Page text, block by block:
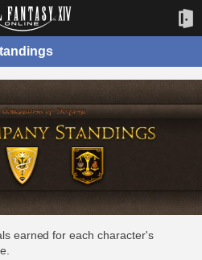
earned for each character's